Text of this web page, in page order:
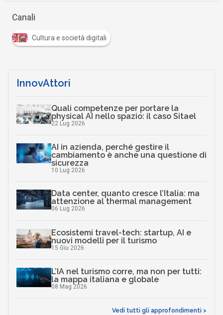
Canali
Cultura e società digitali
InnovAttori
Quali competenze per portare la
physical AI nello spazio: il caso Sitael
22 Lug 2026
AI in azienda, perché gestire il
cambiamento è anche una questione di
sicurezza
10 Lug 2026
Data center, quanto cresce l’Italia: ma
attenzione al thermal management
06 Lug 2026
Ecosistemi travel-tech: startup, AI e
nuovi modelli per il turismo
15 Giu 2026
L’IA nel turismo corre, ma non per tutti:
la mappa italiana e globale
08 Mag 2026
Vedi tutti gli approfondimenti >